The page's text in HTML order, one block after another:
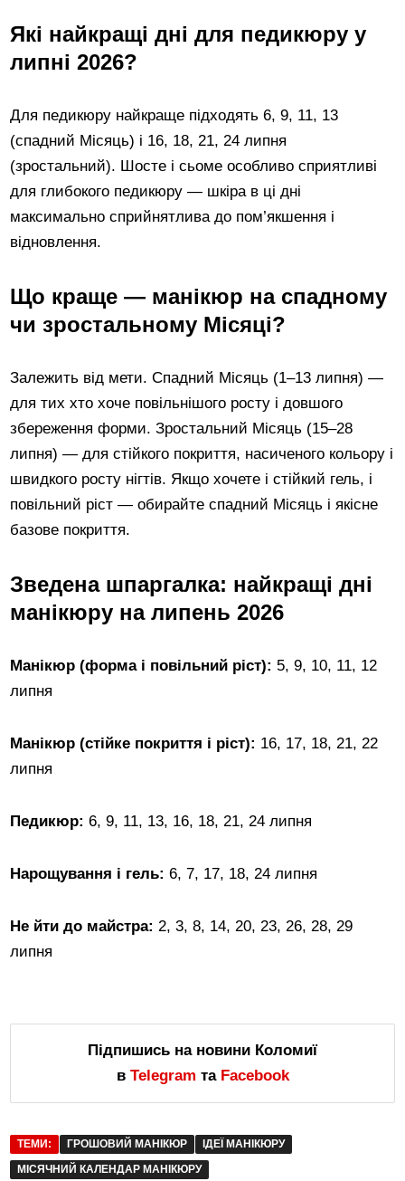
Які найкращі дні для педикюру у
липні 2026?
Для педикюру найкраще підходять 6, 9, 11, 13
(спадний Місяць) і 16, 18, 21, 24 липня
(зростальний). Шосте і сьоме особливо сприятливі
для глибокого педикюру — шкіра в ці дні
максимально сприйнятлива до пом’якшення і
відновлення.
Що краще — манікюр на спадному
чи зростальному Місяці?
Залежить від мети. Спадний Місяць (1–13 липня) —
для тих хто хоче повільнішого росту і довшого
збереження форми. Зростальний Місяць (15–28
липня) — для стійкого покриття, насиченого кольору і
швидкого росту нігтів. Якщо хочете і стійкий гель, і
повільний ріст — обирайте спадний Місяць і якісне
базове покриття.
Зведена шпаргалка: найкращі дні
манікюру на липень 2026
Манікюр (форма і повільний ріст): 5, 9, 10, 11, 12
липня
Манікюр (стійке покриття і ріст): 16, 17, 18, 21, 22
липня
Педикюр: 6, 9, 11, 13, 16, 18, 21, 24 липня
Нарощування і гель: 6, 7, 17, 18, 24 липня
Не йти до майстра: 2, 3, 8, 14, 20, 23, 26, 28, 29
липня
Підпишись на новини Коломиї
в Telegram та Facebook
ТЕМИ: ГРОШОВИЙ МАНІКЮР
ІДЕЇ МАНІКЮРУ
МІСЯЧНИЙ КАЛЕНДАР МАНІКЮРУ